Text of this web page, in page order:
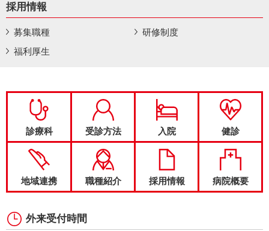
採用情報
募集職種
研修制度
福利厚生
診療科 受診方法 入院 健診
地域連携 職種紹介 採用情報 病院概要
外来受付時間